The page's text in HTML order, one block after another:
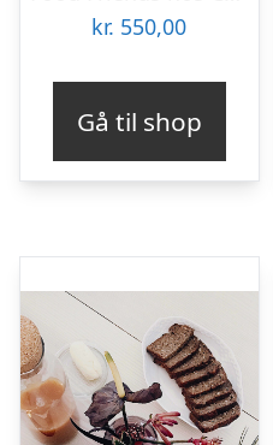
kr. 550,00
Gå til shop